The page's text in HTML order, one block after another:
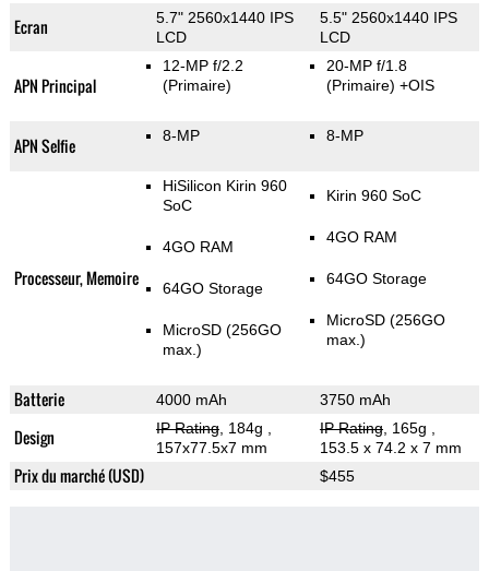
Ecran
5.7" 2560x1440 IPS
LCD
5.5" 2560x1440 IPS
LCD
APN Principal
12-MP f/2.2
(Primaire)
20-MP f/1.8
(Primaire) +OIS
APN Selfie 8-MP 8-MP
Processeur, Memoire
HiSilicon Kirin 960
SoC
4GO RAM
64GO Storage
MicroSD (256GO
max.)
Kirin 960 SoC
4GO RAM
64GO Storage
MicroSD (256GO
max.)
Batterie 4000 mAh 3750 mAh
Design IP Rating, 184g
157x77.5x7 mm
IP Rating, 165g
153.5 x 74.2 x 7 mm
Prix du marché (USD) $455